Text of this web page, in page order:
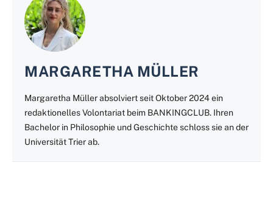
MARGARETHA MÜLLER
Margaretha Müller absolviert seit Oktober 2024 ein
redaktionelles Volontariat beim BANKINGCLUB. Ihren
Bachelor in Philosophie und Geschichte schloss sie an der
Universität Trier ab.